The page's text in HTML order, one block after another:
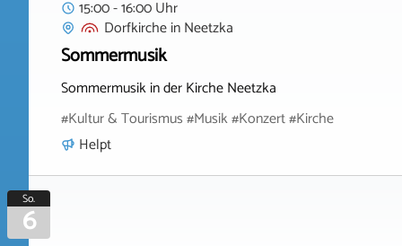
15:00 - 16:00 Uhr
DorfkircheinNeetzka
Sommermusik
Sommermusik in der Kirche Neetzka
#Kultur & Tourismus #Musik #Konzert #Kirche
Helpt
So.
6